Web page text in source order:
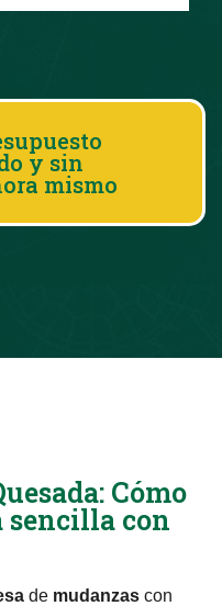
y sin
mismo
Cómo
sencilla con
de mudanzas con